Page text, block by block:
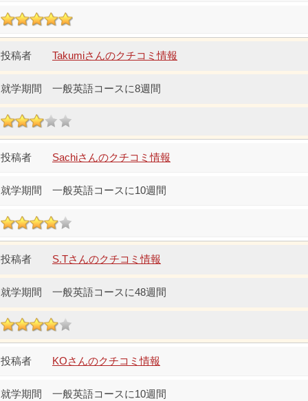
Takumiさんのクチコミ情報
一般英語コースに8週間
Sachiさんのクチコミ情報
一般英語コースに10週間
S.Tさんのクチコミ情報
一般英語コースに48週間
KOさんのクチコミ情報
一般英語コースに10週間